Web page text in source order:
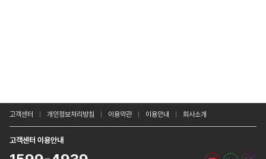
고객센터 개인정보처리방침 이용약관 이용안내 회사소개
고객센터 이용안내